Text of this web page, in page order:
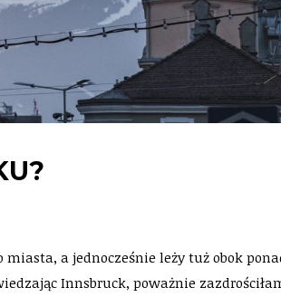
a jednocześnie leży tuż obok
Innsbruck, poważnie